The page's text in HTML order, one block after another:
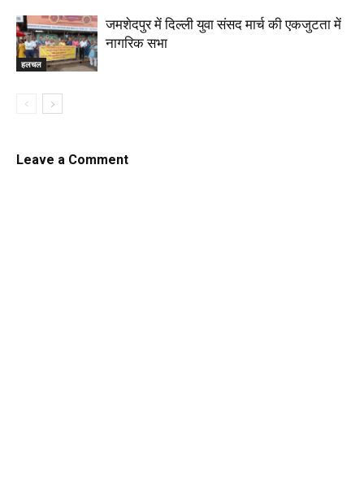
हलचल
जमशेदपुर में दिल्ली युवा संसद मार्च की एकजुटता में
नागरिक सभा
Leave a Comment